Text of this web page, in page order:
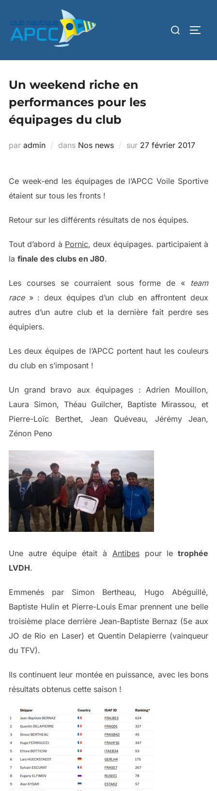
Un weekend riche en
performances pour les
équipages du club
par admin dans Nos news sur 27 février 2017
Ce week-end les équipages de l’APCC Voile Sportive
étaient sur tous les fronts !
Retour sur les différents résultats de nos équipes.
Tout d’abord à Pornic, deux équipages. participaient à
la finale des clubs en J80.
Les courses se courraient sous forme de « team
race» : deux équipes d’un club en affrontent deux
autres d’un autre club et la dernière fait perdre ses
équipiers.
Les deux équipes de l’APCC portent haut les couleurs
du club en s’imposant !
Un grand bravo aux équipages :Adrien Mouillon,
Laura Simon, Théau Guilcher, Baptiste Mirassou, et
Pierre-Loïc Berthet, Jean Quéveau, Jérémy Jean,
Zénon Peno
Une autre équipe était à Antibespour le trophée
LVDH.
Emmenés par Simon Bertheau, Hugo Abéguillé,
Baptiste Hulin et Pierre-Louis Emar prennent une belle
troisième place derrière Jean-Baptiste Bernaz (5e aux
JO de Rio en Laser) et Quentin Delapierre (vainqueur
du TFV).
Ils continuent leur montée en puissance, avec les bons
résultats obtenus cette saison !